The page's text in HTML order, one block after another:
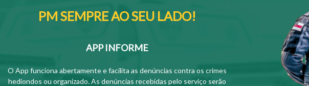
PM SEMPRE AO SEU LADO!
APP INFORME
O App funciona abertamente e facilita as denúncias contra os crimes
hediondos ou organizado. As denúncias recebidas pelo serviço serão